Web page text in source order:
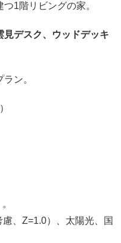
1階リビングの家。
見デスク、ウッドデッキ
ン。
慮、Z=1.0）、太陽光、国